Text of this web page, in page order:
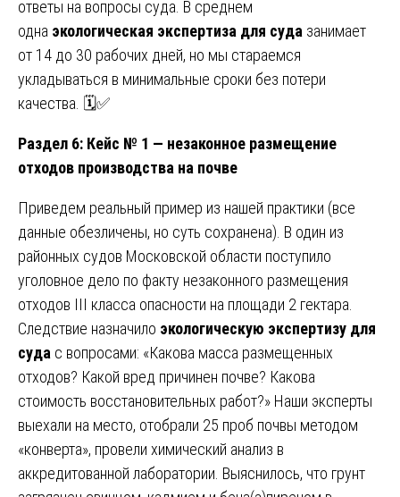
ответы на вопросы суда. В среднем
одна экологическая экспертиза для суда занимает
от 14 до 30 рабочих дней, но мы стараемся
укладываться в минимальные сроки без потери
качества. 🗓️✅
Раздел 6: Кейс № 1 — незаконное размещение
отходов производства на почве
Приведем реальный пример из нашей практики (все
данные обезличены, но суть сохранена). В один из
районных судов Московской области поступило
уголовное дело по факту незаконного размещения
отходов III класса опасности на площади 2 гектара.
Следствие назначило экологическую экспертизу для
суда с вопросами: «Какова масса размещенных
отходов? Какой вред причинен почве? Какова
стоимость восстановительных работ?» Наши эксперты
выехали на место, отобрали 25 проб почвы методом
«конверта», провели химический анализ в
аккредитованной лаборатории. Выяснилось, что грунт